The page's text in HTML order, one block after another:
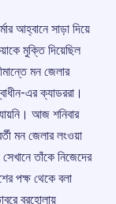
আহ্বানে সাড়া দিয়ে
মুক্তি দিয়েছিল
মন জেলার
এর ক্যাডররা।
আজ শনিবার
মন জেলার লংওয়া
তাঁকে নিজেদের
পক্ষ থেকে বলা
বরহোলায়